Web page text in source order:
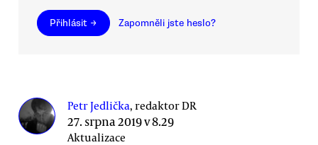
Přihlásit → Zapomněli jste heslo?
Petr Jedlička, redaktor DR
27. srpna 2019 v 8.29
Aktualizace